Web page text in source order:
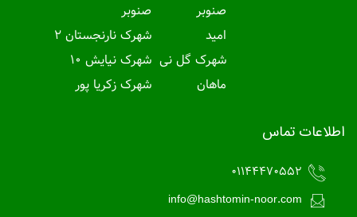
صنوبر
امید
شهرک گل نی
ماهان
صنوبر
شهرک نارنجستان 2
شهرک نیایش 10
شهرک زکریا پور
اطلاعات تماس
01144470552
info@hashtomin-noor.com